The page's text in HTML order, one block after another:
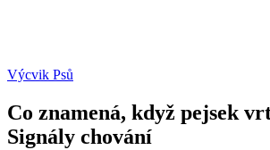
Výcvik Psů
Co znamená, když pejsek
Signály chování